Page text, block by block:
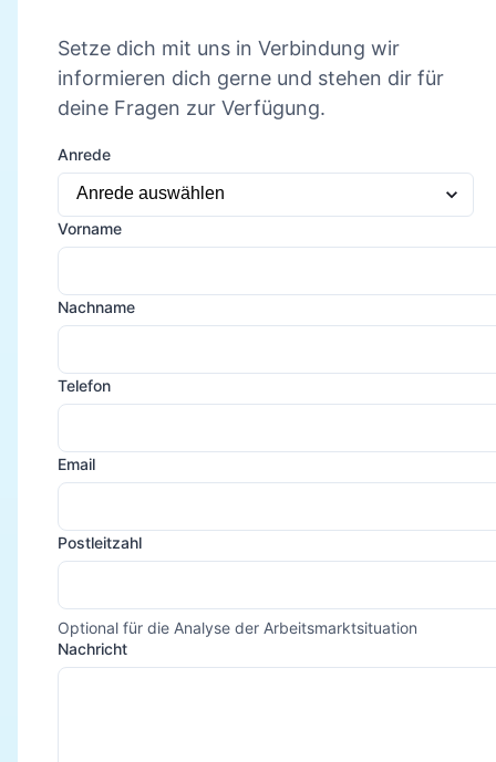
Setze dich mit uns in Verbindung wir
informieren dich gerne und stehen dir für
deine Fragen zur Verfügung.
Anrede
Vorname
Nachname
Telefon
Email
Postleitzahl
Optional für die Analyse der Arbeitsmarktsituation
Nachricht